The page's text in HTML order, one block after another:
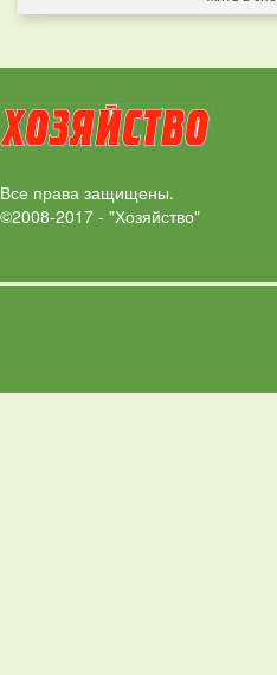
Все права защищены.
©2008-2017 - "Хозяйство"